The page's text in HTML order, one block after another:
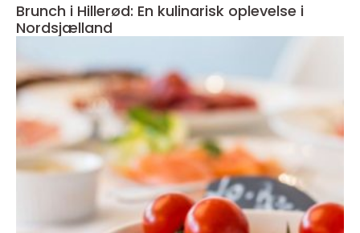
Brunch i Hillerød: En kulinarisk oplevelse i
Nordsjælland